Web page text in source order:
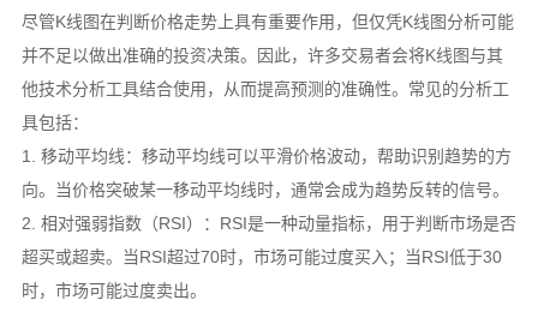
尽管K线图在判断价格走势上具有重要作用，但仅凭K线图分析可能
并不足以做出准确的投资决策。因此，许多交易者会将K线图与其
他技术分析工具结合使用，从而提高预测的准确性。常见的分析工
具包括：
1. 移动平均线：移动平均线可以平滑价格波动，帮助识别趋势的方
向。当价格突破某一移动平均线时，通常会成为趋势反转的信号。
2. 相对强弱指数（RSI）：RSI是一种动量指标，用于判断市场是否
超买或超卖。当RSI超过70时，市场可能过度买入；当RSI低于30
时，市场可能过度卖出。